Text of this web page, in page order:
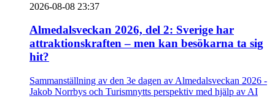
2026-08-08 23:37
Almedalsveckan 2026, del 2: Sverige har
attraktionskraften – men kan besökarna ta sig
hit?
Sammanställning av den 3e dagen av Almedalsveckan 2026 -
Jakob Norrbys och Turismnytts perspektiv med hjälp av AI